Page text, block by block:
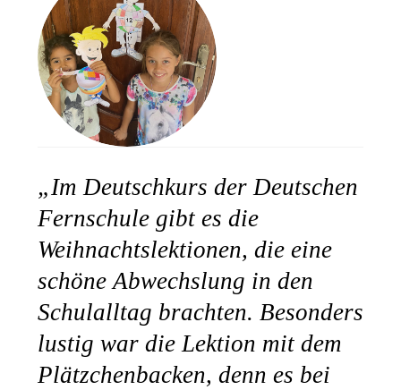
„Im Deutschkurs der Deutschen
Fernschule gibt es die
Weihnachtslektionen, die eine
schöne Abwechslung in den
Schulalltag brachten. Besonders
lustig war die Lektion mit dem
Plätzchenbacken, denn es bei
unsere
Datenschutzerklärung.
Bitte akzeptieren Sie
unsere
Datenschutzerklärung
Bitte lasse dieses Feld leer.
Bitte akzeptieren Sie
unsere
Datenschutzerklärung.